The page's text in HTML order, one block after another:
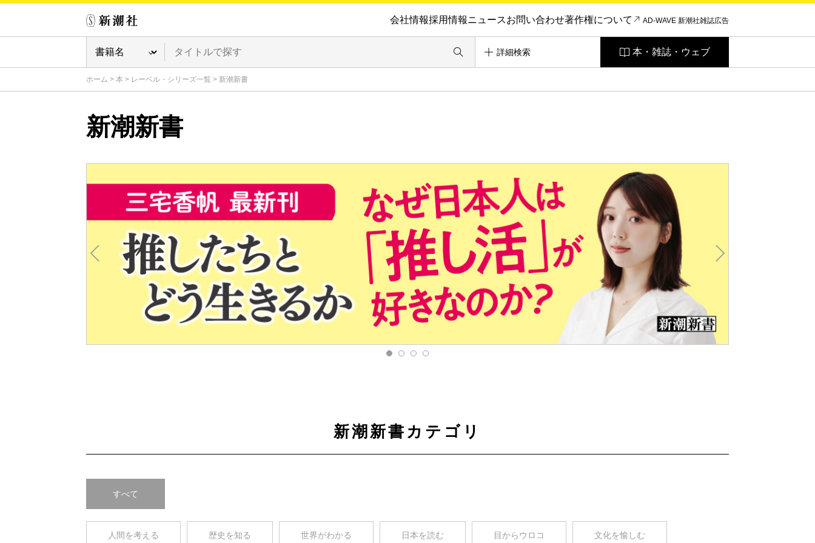
会社情報採用情報ニュースお問い合わせ著作権について AD-WAVE 新潮社雑誌広告
詳細検索 本・雑誌・ウェブ
ホーム > 本 > レーベル・シリーズ一覧 > 新潮新書
新潮新書
新潮新書カテゴリ
すべて
人間を考える 歴史を知る 世界がわかる 日本を読む 目からウロコ 文化を愉しむ